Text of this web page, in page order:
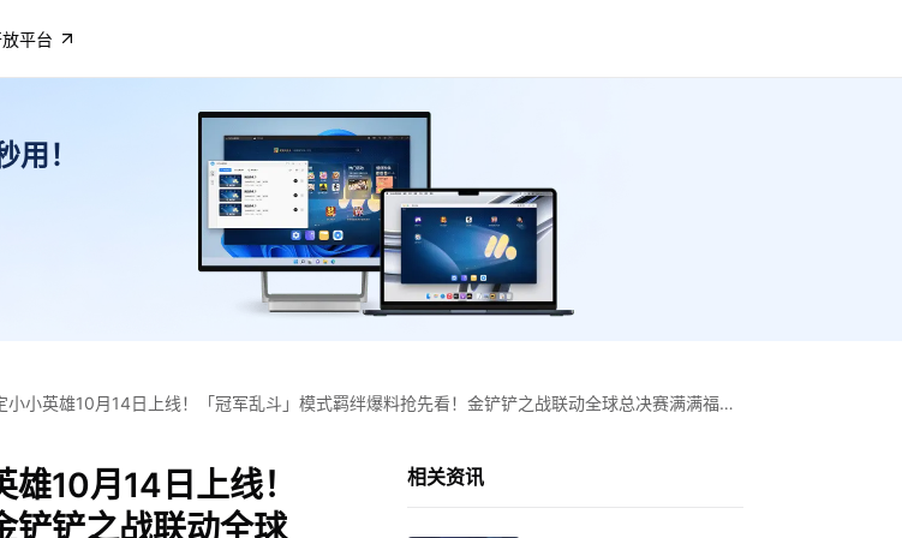
平台
！
小小英雄10月14日上线！「冠军乱斗」模式羁绊爆料抢先看！金铲铲之战联动全球总决赛满满福利
10月14日上线！
铲铲之战联动全球
相关资讯